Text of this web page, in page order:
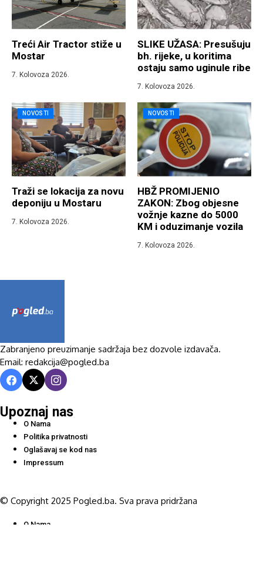
Treći Air Tractor stiže u
Mostar
7. Kolovoza 2026.
SLIKE UŽASA: Presušuju
bh. rijeke, u koritima
ostaju samo uginule ribe
7. Kolovoza 2026.
NOVOSTI
Traži se lokacija za novu
deponiju u Mostaru
7. Kolovoza 2026.
NOVOSTI
HBŽ PROMIJENIO
ZAKON: Zbog objesne
vožnje kazne do 5000
KM i oduzimanje vozila
7. Kolovoza 2026.
Zabranjeno preuzimanje sadržaja bez dozvole izdavača.
Email: redakcija@pogled.ba
Upoznaj nas
O Nama
Politika privatnosti
Oglašavaj se kod nas
Impressum
© Copyright 2025 Pogled.ba. Sva prava pridržana
O Nama